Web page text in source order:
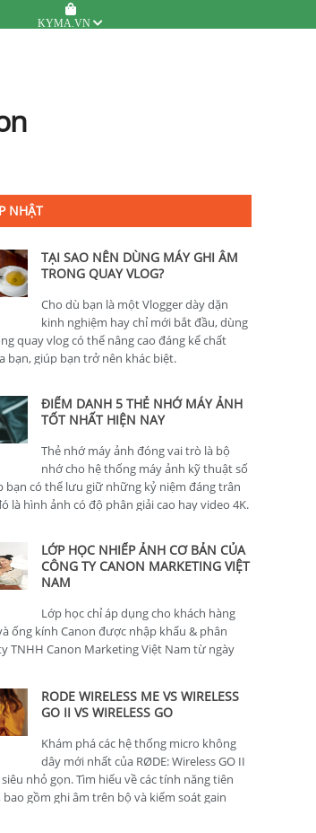
KYMA.VN
NHẬT
TẠI SAO NÊN DÙNG MÁY GHI ÂM
TRONG QUAY VLOG?
Cho dù bạn là một Vlogger dày dặn
kinh nghiệm hay chỉ mới bắt đầu, dùng
quay vlog có thể nâng cao đáng kể chất
bạn, giúp bạn trở nên khác biệt.
ĐIỂM DANH 5 THẺ NHỚ MÁY ẢNH
TỐT NHẤT HIỆN NAY
Thẻ nhớ máy ảnh đóng vai trò là bộ
nhớ cho hệ thống máy ảnh kỹ thuật số
bạn có thể lưu giữ những kỷ niệm đáng trân
là hình ảnh có độ phân giải cao hay video 4K.
LỚP HỌC NHIẾP ẢNH CƠ BẢN CỦA
CÔNG TY CANON MARKETING VIỆT
NAM
Lớp học chỉ áp dụng cho khách hàng
ống kính Canon được nhập khẩu & phân
TNHH Canon Marketing Việt Nam từ ngày
RODE WIRELESS ME VS WIRELESS
GO II VS WIRELESS GO
Khám phá các hệ thống micro không
dây mới nhất của RØDE: Wireless GO II
siêu nhỏ gọn. Tìm hiểu về các tính năng tiên
gồm ghi âm trên bộ và kiểm soát gain